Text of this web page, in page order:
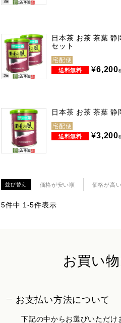
日本茶 お茶 茶葉
セット
宅配便
¥6,200
日本茶 お茶 茶葉
宅配便
¥3,200
並び替え 価格が安い順 価格が高
5件中 1 -5件表示
お買い
お支払い方法について
下記の中からお選びいただけ